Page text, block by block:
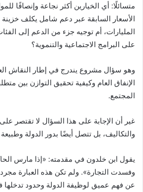
متسائلًا: أي الخيارين أكثر نجاعة وإنصافًا
الأسعار السابقة عبر دعم شامل يكلف
المليارات، أم توجيه جزء من الدعم إلى
على البرامج الاجتماعية والتنموية؟
وهو سؤال مشروع يندرج في إطار النقاش
الإنفاق العام وكيفية تحقيق التوازن بين
المجتمع.
غير أن الإجابة على هذا السؤال لا تقتصر على
والتكاليف، بل تتصل أيضًا بدور الدولة
يقول ابن خلدون في مقدمته: «إذا مارس
وفسدت التجارة». ولم تكن هذه العبارة مجرد
عن فهم عميق لوظيفة الدولة وحدود تدخلها